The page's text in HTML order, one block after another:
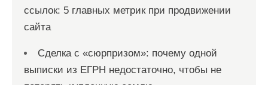
ссылок: 5 главных метрик при продвижении
сайта
Сделка с «сюрпризом»: почему одной
выписки из ЕГРН недостаточно, чтобы не